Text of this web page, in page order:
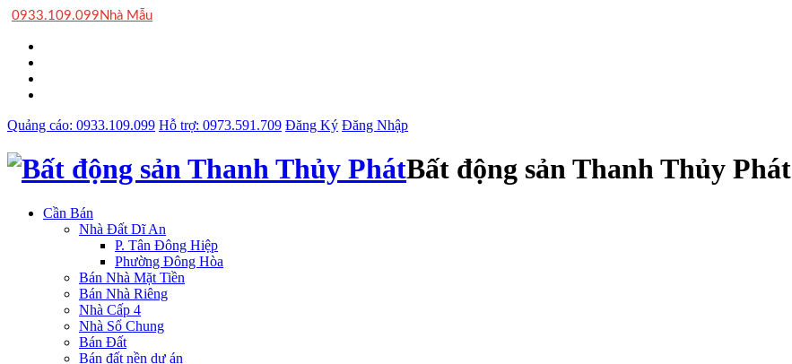
0933.109.099 Nhà Mẫu
Quảng cáo: 0933.109.099 Hỗ trợ: 0973.591.709 Đăng Ký Đăng Nhập
Bất động sản Thanh Thủy Phát
Cần Bán
Nhà Đất Dĩ An
P. Tân Đông Hiệp
Phường Đông Hòa
Bán Nhà Mặt Tiền
Bán Nhà Riêng
Nhà Cấp 4
Nhà Sổ Chung
Bán Đất
Bán đất nền dự án